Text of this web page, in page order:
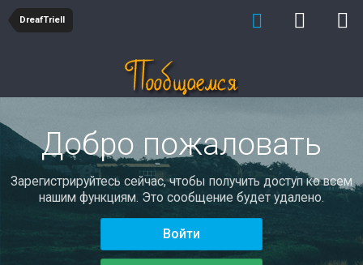
DreafTriell
Добро пожаловать
Зарегистрируйтесь сейчас, чтобы получить доступ ко всем
нашим функциям. Это сообщение будет удалено.
Войти